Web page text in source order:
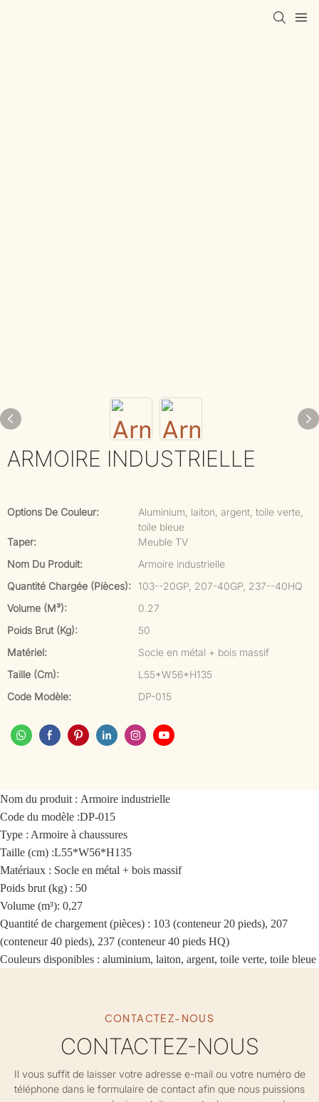
ARMOIRE INDUSTRIELLE
Options De Couleur:
Aluminium, laiton, argent, toile verte,
toile bleue
Taper:
Meuble TV
Nom Du Produit:
Armoire industrielle
Quantité Chargée (pièces):
103--20GP, 207-40GP, 237--40HQ
Volume (m³):
0.27
Poids Brut (kg):
50
Matériel:
Socle en métal + bois massif
Taille (cm):
L55*W56*H135
Code Modèle:
DP-015
Nom du produit : Armoire industrielle
Code du modèle :DP-015
Type : Armoire à chaussures
Taille (cm) :L55*W56*H135
Matériaux : Socle en métal + bois massif
Poids brut (kg) : 50
Volume (m³): 0,27
Quantité de chargement (pièces) : 103 (conteneur 20 pieds), 207
(conteneur 40 pieds), 237 (conteneur 40 pieds HQ)
Couleurs disponibles : aluminium, laiton, argent, toile verte, toile bleue
CONTACTEZ-NOUS
CONTACTEZ-NOUS
Il vous suffit de laisser votre adresse e-mail ou votre numéro de
téléphone dans le formulaire de contact afin que nous puissions